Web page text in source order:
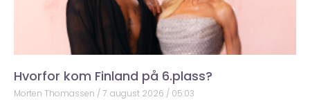
Hvorfor kom Finland på 6.plass?
Morten Thomassen 7. august 2026 05:03